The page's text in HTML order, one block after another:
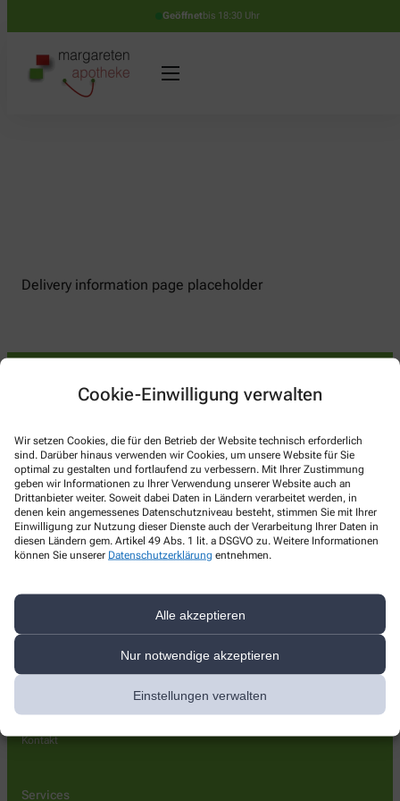
Cookie-Einwilligung verwalten
Wir setzen Cookies, die für den Betrieb der Website technisch erforderlich
sind. Darüber hinaus verwenden wir Cookies, um unsere Website für Sie
optimal zu gestalten und fortlaufend zu verbessern. Mit Ihrer Zustimmung
geben wir Informationen zu Ihrer Verwendung unserer Website auch an
Drittanbieter weiter. Soweit dabei Daten in Ländern verarbeitet werden, in
denen kein angemessenes Datenschutzniveau besteht, stimmen Sie mit Ihrer
Einwilligung zur Nutzung dieser Dienste auch der Verarbeitung Ihrer Daten in
diesen Ländern gem. Artikel 49 Abs. 1 lit. a DSGVO zu. Weitere Informationen
können Sie unserer Datenschutzerklärung entnehmen.
Alle akzeptieren
Nur notwendige akzeptieren
Einstellungen verwalten
Geöffnetbis 18:30 Uhr
Delivery information page placeholder
margareten apotheke
Deutschherrenstr. 189,53179 Bonn
+49-228 344004
+49-228 348482
Versorgung Pflegehilfsmittel
Lieferoptionen
Kontakt
Services